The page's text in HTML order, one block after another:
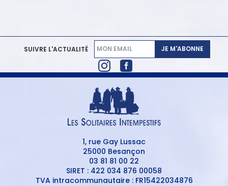
SUIVRE L'ACTUALITÉ JE M'ABONNE
1, rue Gay Lussac
25000 Besançon
03 81 81 00 22
SIRET : 422 034 876 00058
TVA intracommunautaire : FR15422034876